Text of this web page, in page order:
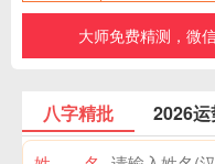
大师免费精测，微
八字精批 2026运